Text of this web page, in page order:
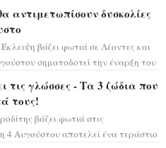
αντιμετωπίσουν δυσκολίες
βάζει φωτιά σε Λέοντες και
σηματοδοτεί την έναρξη του
τις γλώσσες - Τα 3 ζώδια που
τους!
βάζει φωτιά στις
4 Αυγούστου αποτελεί ένα τεράστιο